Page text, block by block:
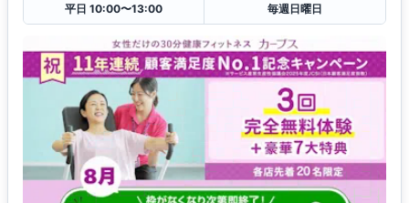
平日 10:00〜13:00
毎週日曜日